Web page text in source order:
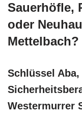
Sauerhöfle,
oder
Mettelbach?
Schlüssel
Westermurrer